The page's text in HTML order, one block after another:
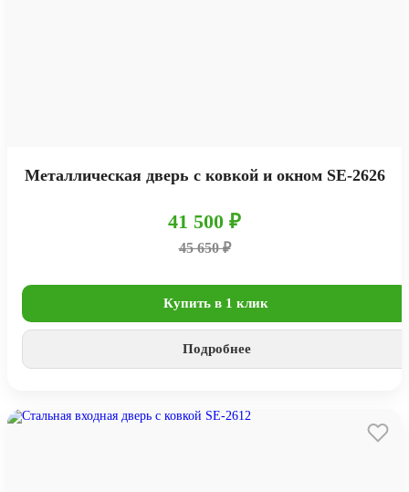
Металлическая дверь с ковкой и окном SE-2626
41 500 ₽
45 650 ₽
Купить в 1 клик
Подробнее